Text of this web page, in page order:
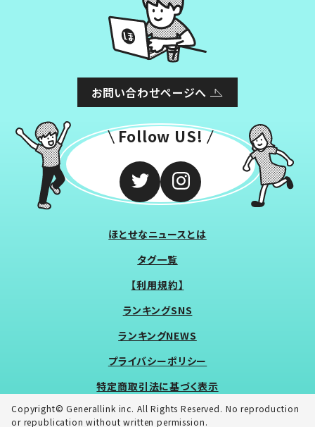
お問い合わせページへ
Follow US!
ほとせなニュースとは
タグ一覧
【利用規約】
ランキングSNS
ランキングNEWS
プライバシーポリシー
特定商取引法に基づく表示
Copyright© Generallink inc. All Rights Reserved. No reproduction
or republication without written permission.